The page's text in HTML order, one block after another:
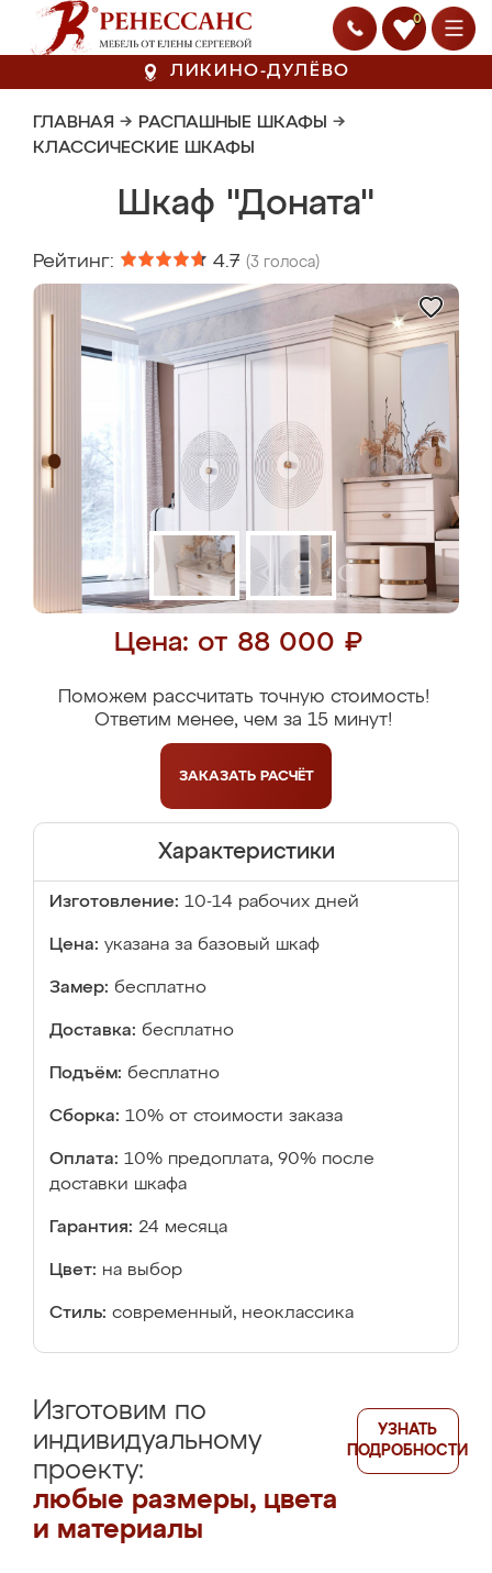
0
ЛИКИНО-ДУЛЁВО
ГЛАВНАЯ → РАСПАШНЫЕ ШКАФЫ →
КЛАССИЧЕСКИЕ ШКАФЫ
Шкаф "Доната"
Рейтинг: 4.7 (3 голоса)
Цена: от 88 000 ₽
Поможем рассчитать точную стоимость!
Ответим менее, чем за 15 минут!
ЗАКАЗАТЬ РАСЧЁТ
Характеристики
Изготовление: 10-14 рабочих дней
Цена: указана за базовый шкаф
Замер: бесплатно
Доставка: бесплатно
Подъём: бесплатно
Сборка: 10% от стоимости заказа
Оплата: 10% предоплата, 90% после
доставки шкафа
Гарантия: 24 месяца
Цвет: на выбор
Стиль: современный, неоклассика
Изготовим по
индивидуальному
проекту:
любые размеры, цвета
и материалы
УЗНАТЬ
ПОДРОБНОСТИ